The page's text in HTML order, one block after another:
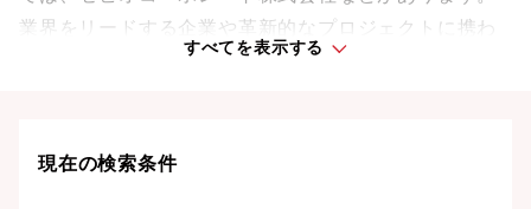
業界をリードする企業や革新的なプロジェクトに携わ
り、次のキャリアステージへと踏み出しましょう。
すべてを表示する
現在の検索条件